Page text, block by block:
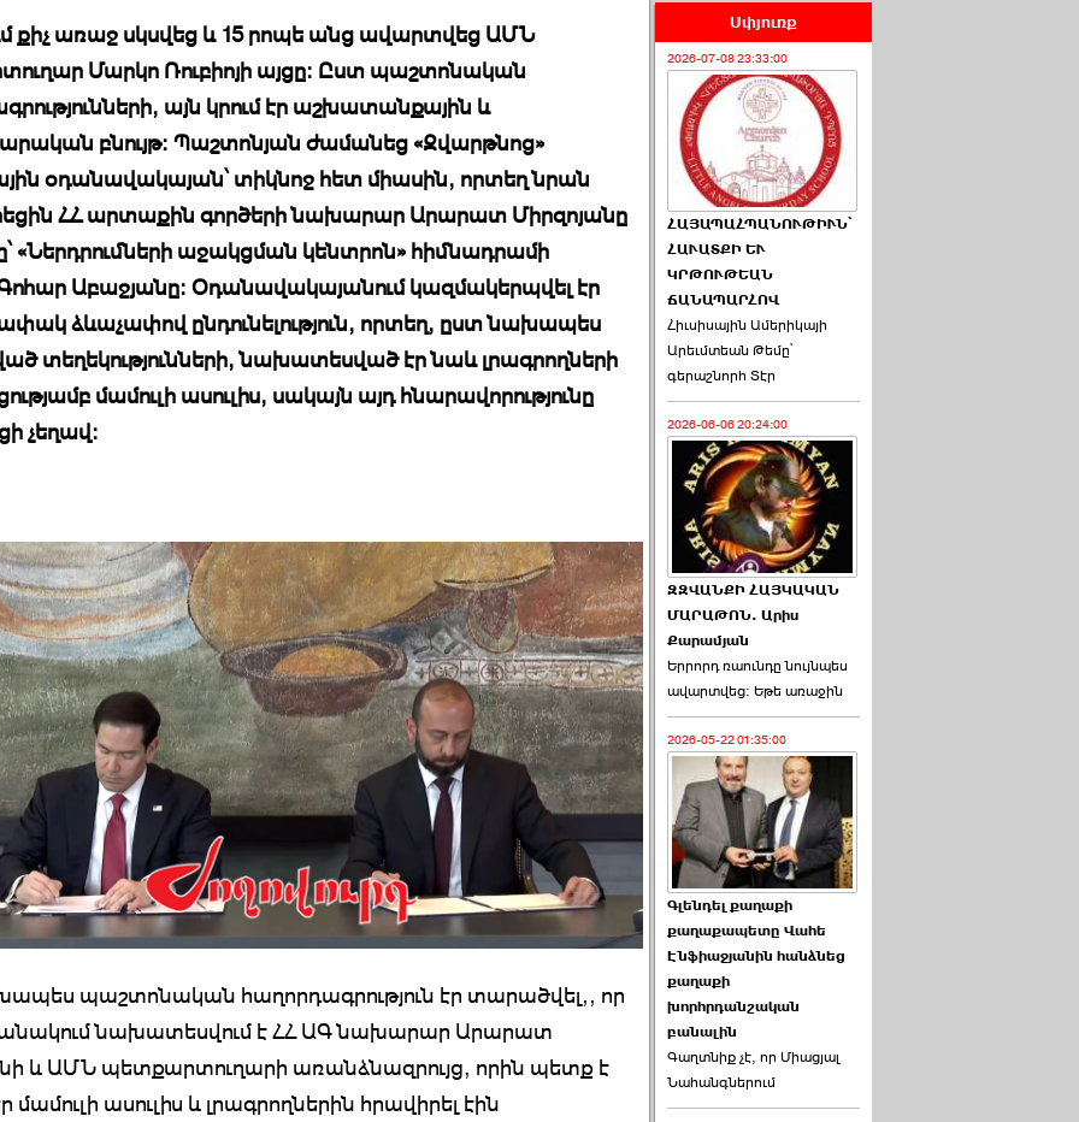
քիչ առաջ սկսվեց և 15 րոպե անց ավարտվեց ԱՄՆ
Մարկո Ռուբիոյի այցը: Ըստ պաշտոնական
այն կրում էր աշխատանքային և
բնույթ։ Պաշտոնյան ժամանեց «Զվարթնոց»
օդանավակայան՝ տիկնոջ հետ միասին, որտեղ նրան
ՀՀ արտաքին գործերի նախարար Արարատ Միրզոյանը
«Ներդրումների աջակցման կենտրոն» հիմնադրամի
Աբաջյանը։ Օդանավակայանում կազմակերպվել էր
ձևաչափով ընդունելություն, որտեղ, ըստ նախապես
տեղեկությունների, նախատեսված էր նաև լրագրողների
մամուլի ասուլիս, սակայն այդ հնարավորությունը
չեղավ:
պաշտոնական հաղորդագրություն էր տարածվել,, որ
նախատեսվում է ՀՀ ԱԳ նախարար Արարատ
և ԱՄՆ պետքարտուղարի առանձնազրույց, որին պետք է
մամուլի ասուլիս և լրագրողներին հրավիրել էին
Սփյուռք
2026-07-08 23:33:00
ՀԱՅԱՊԱՀՊԱՆՈՒԹԻՒՆ՝
ՀԱՒԱՏՔԻ ԵՒ
ԿՐԹՈՒԹԵԱՆ
ՃԱՆԱՊԱՐՀՈՎ
Հիւսիսային Ամերիկայի
Արեւմտեան Թեմը՝
գերաշնորհ Տէր
2026-06-06 20:24:00
ԶԶՎԱՆՔԻ ՀԱՅԿԱԿԱՆ
ՄԱՐԱԹՈՆ. Արիս
Քարամյան
Երրորդ ռաունդը նույնպես
ավարտվեց։ Եթե առաջին
2026-05-22 01:35:00
Գլենդել քաղաքի
քաղաքապետը Վահե
Էնֆիաջյանին հանձնեց
քաղաքի
խորհրդանշական
բանալին
Գաղտնիք չէ, որ Միացյալ
Նահանգներում